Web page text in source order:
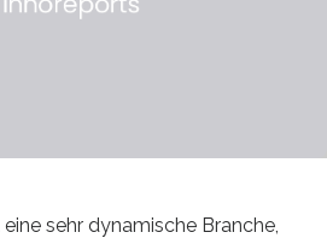
sehr dynamische Branche,